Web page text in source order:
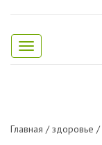
Toggle
navigation
Главная /здоровье /